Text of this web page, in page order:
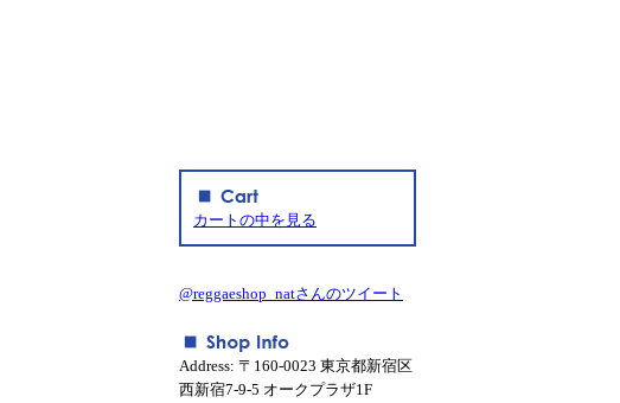
カートの中を見る
@reggaeshop_natさんのツイート
Address: 〒160-0023 東京都新宿区
西新宿7-9-5 オークプラザ1F